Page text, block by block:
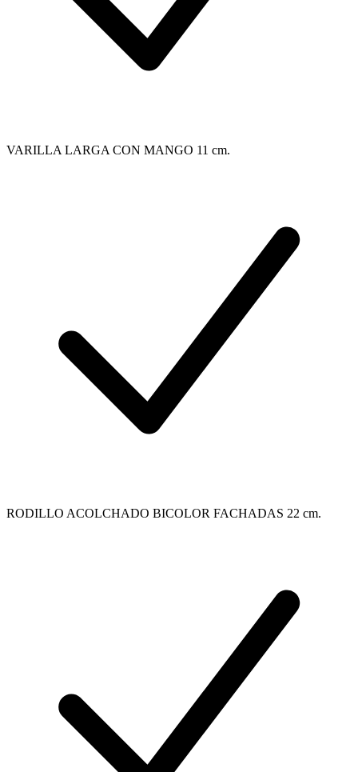
VARILLA LARGA CON MANGO 11 cm.
RODILLO ACOLCHADO BICOLOR FACHADAS 22 cm.